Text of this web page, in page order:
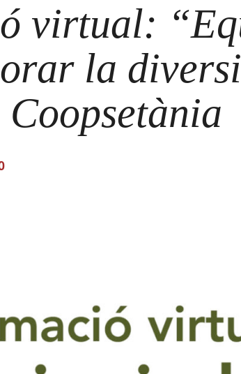
virtual:
la